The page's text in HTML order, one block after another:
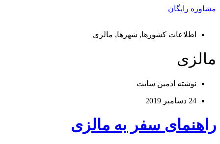
مشاوره رایگان
اطلاعات کشورها, شهرها, مالزی
مالزی
نوشته ادمین سایت
24 دسامبر 2019
راهنمای سفر به مالزی